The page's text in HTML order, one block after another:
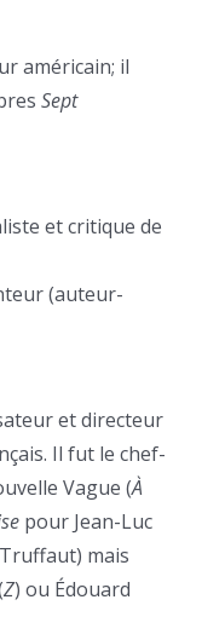
américain; il
Sept
et critique de
(auteur-
et directeur
Il fut le chef-
Vague (À
pour Jean-Luc
mais
Z) ou Édouard